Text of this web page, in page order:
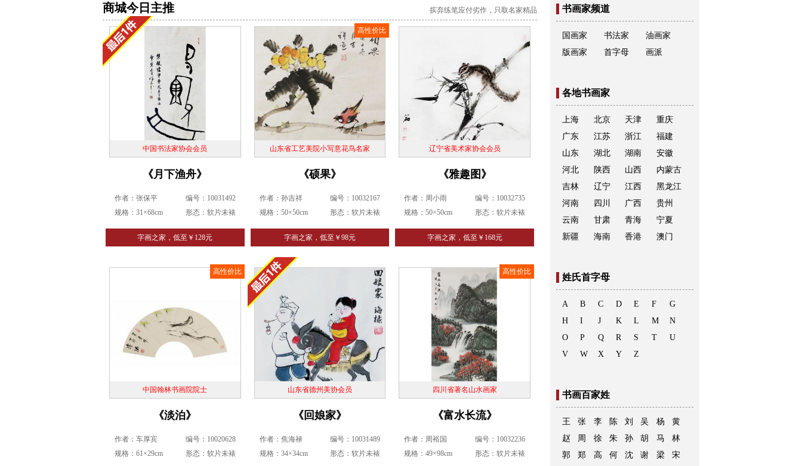
商城今日主推 摈弃练笔应付劣作，只取名家精品
中国书法家协会会员
《月下渔舟》
作者：张保平
规格：31×68cm
编号：10031492
形态：软片未裱
字画之家，低至￥128元
高性价比
山东省工艺美院小写意花鸟名家
《硕果》
作者：孙吉祥
规格：50×50cm
编号：10032167
形态：软片未裱
字画之家，低至￥98元
辽宁省美术家协会会员
《雅趣图》
作者：周小雨
规格：50×50cm
编号：10032735
形态：软片未裱
字画之家，低至￥168元
高性价比
中国翰林书画院院士
《淡泊》
作者：车厚宾
规格：61×29cm
编号：10020628
形态：软片未裱
山东省德州美协会员
《回娘家》
作者：焦海禄
规格：34×34cm
编号：10031489
形态：软片未裱
高性价比
四川省著名山水画家
《富水长流》
作者：周裕国
规格：49×98cm
编号：10032236
形态：软片未裱
书画家频道
国画家 书法家
油画家
版画家
首字母 画派
各地书画家
上海 北京 天津
重庆
广东
江苏 浙江
福建
山东
湖北 湖南
安徽
河北
陕西 山西
内蒙古
吉林
辽宁 江西
黑龙江
河南
四川 广西
贵州
云南
甘肃 青海
宁夏
新疆
海南 香港 澳门
姓氏首字母
A B C D E F
G
H
I J K L M
N
O
P Q R S T
U
V
W X Y Z
书画百家姓
王 张 李 陈 刘 吴 杨
黄
赵
周 徐 朱 孙 胡 马
林
郭
郑 高 何 沈 谢 梁
宋